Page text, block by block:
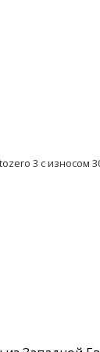
3 с износом